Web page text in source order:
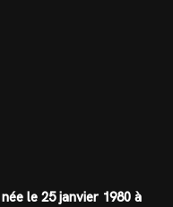
le 25 janvier 1980 à